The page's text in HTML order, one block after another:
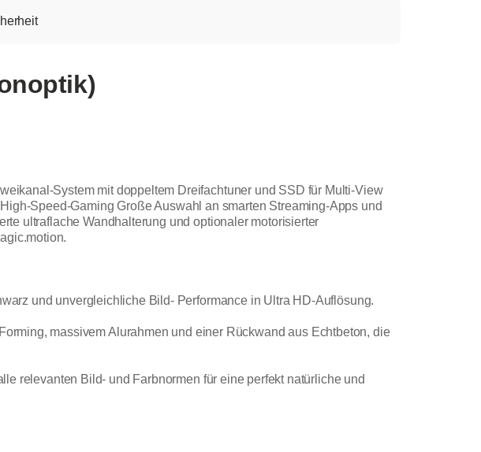
System mit doppeltem Dreifachtuner und SSD für Multi-View
Speed-Gaming Große Auswahl an smarten Streaming-Apps und
ultraflache Wandhalterung und optionaler motorisierter
und unvergleichliche Bild- Performance in Ultra HD-Auflösung.
massivem Alurahmen und einer Rückwand aus Echtbeton, die
relevanten Bild- und Farbnormen für eine perfekt natürliche und